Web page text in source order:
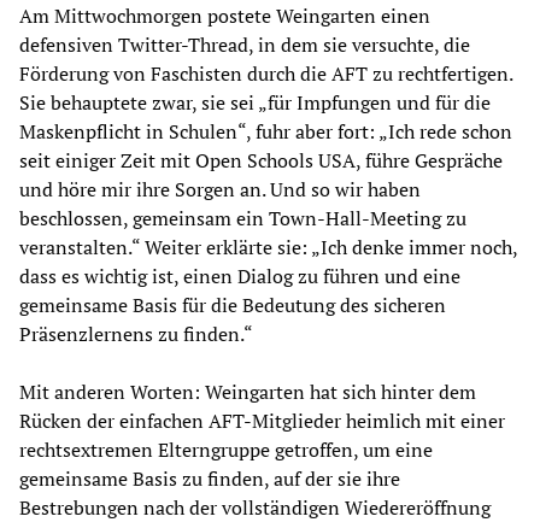
Am Mittwochmorgen postete Weingarten einen
defensiven Twitter-Thread, in dem sie versuchte, die
Förderung von Faschisten durch die AFT zu rechtfertigen.
Sie behauptete zwar, sie sei „für Impfungen und für die
Maskenpflicht in Schulen“, fuhr aber fort: „Ich rede schon
seit einiger Zeit mit Open Schools USA, führe Gespräche
und höre mir ihre Sorgen an. Und so wir haben
beschlossen, gemeinsam ein Town-Hall-Meeting zu
veranstalten.“ Weiter erklärte sie: „Ich denke immer noch,
dass es wichtig ist, einen Dialog zu führen und eine
gemeinsame Basis für die Bedeutung des sicheren
Präsenzlernens zu finden.“
Mit anderen Worten: Weingarten hat sich hinter dem
Rücken der einfachen AFT-Mitglieder heimlich mit einer
rechtsextremen Elterngruppe getroffen, um eine
gemeinsame Basis zu finden, auf der sie ihre
Bestrebungen nach der vollständigen Wiedereröffnung